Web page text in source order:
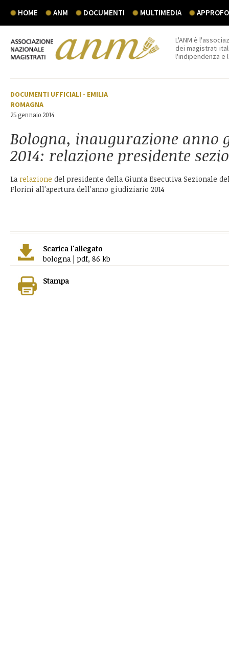
HOME ANM DOCUMENTI MULTIMEDIA
L'ANM è
dei magistrati
l'indipendenza e
DOCUMENTI UFFICIALI - EMILIA
ROMAGNA
25 gennaio 2014
Bologna, inaugurazione anno
2014: relazione presidente
La relazione del presidente della Giunta Esecutiva Sezionale
Florini all'apertura dell'anno giudiziario 2014
Scarica l'allegato
bologna | pdf, 86 kb
Stampa